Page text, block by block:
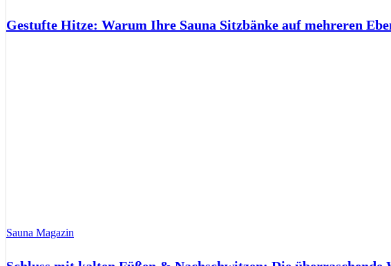
Gestufte Hitze: Warum Ihre Sauna Sitzbänke auf mehreren
Sauna Magazin